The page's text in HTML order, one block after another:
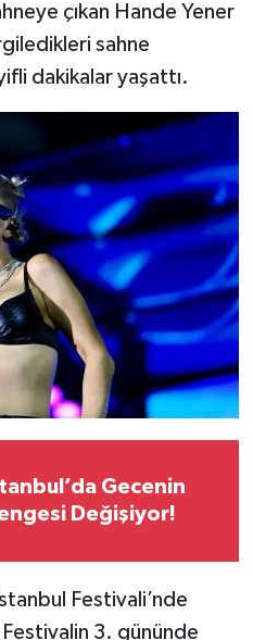
çıkan Hande Yener
sahne
dakikalar yaşattı.
Gecenin
Değişiyor!
Festivali’nde
3. gününde